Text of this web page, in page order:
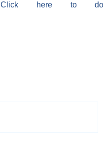
Click here to